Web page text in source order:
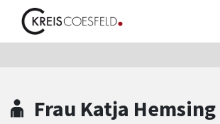
Zum Header
Zum Hauptinhalt
Zum Footer
Zum Hauptinhalt springen
Frau Katja Hemsing